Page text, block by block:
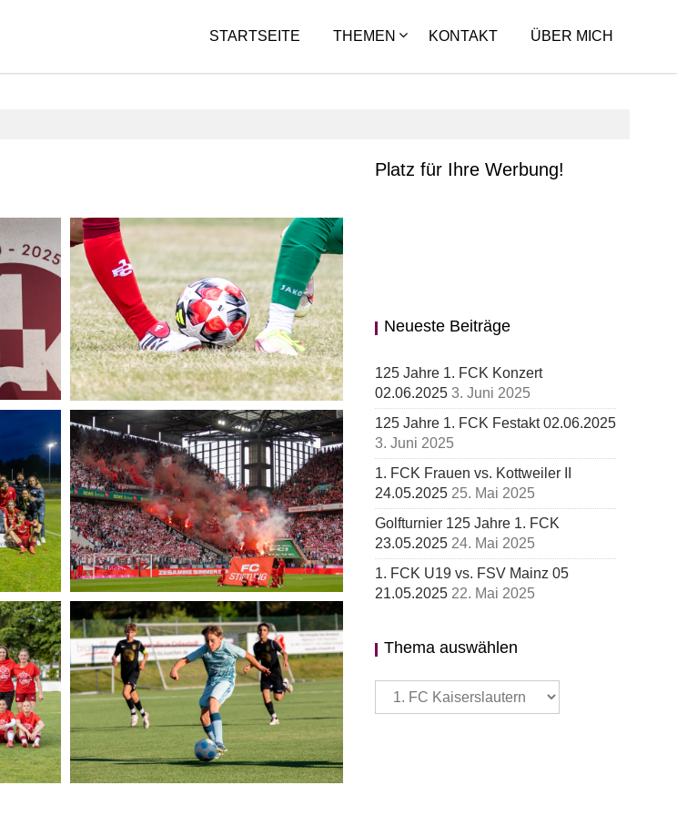
STARTSEITE THEMEN KONTAKT ÜBER MICH
1. FCK FRAUEN VS. KOTTWEILER II
24.05.2025
25. Mai 2025
1. FC KÖLN VS. 1. FCK 18.05.2025
19. Mai 2025
Platz für Ihre Werbung!
Neueste Beiträge
125 Jahre 1. FCK Konzert
02.06.2025 3. Juni 2025
125 Jahre 1. FCK Festakt 02.06.2025
3. Juni 2025
1. FCK Frauen vs. Kottweiler II
24.05.2025 25. Mai 2025
Golfturnier 125 Jahre 1. FCK
23.05.2025 24. Mai 2025
1. FCK U19 vs. FSV Mainz 05
21.05.2025 22. Mai 2025
Thema auswählen
Thema